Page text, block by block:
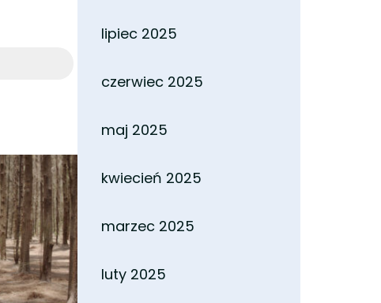
lipiec 2025
czerwiec 2025
maj 2025
kwiecień 2025
marzec 2025
luty 2025